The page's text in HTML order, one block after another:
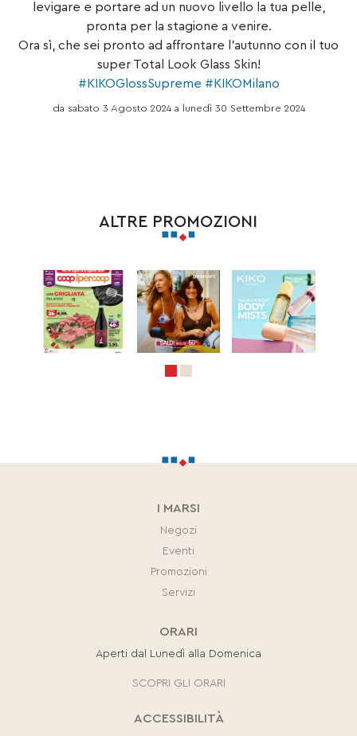
levigare e portare ad un nuovo livello la tua pelle,
pronta per la stagione a venire.
Ora sì, che sei pronto ad affrontare l’autunno con il tuo
super Total Look Glass Skin!
#KIKOGlossSupreme #KIKOMilano
da sabato 3 Agosto 2024 a lunedì 30 Settembre 2024
ALTRE PROMOZIONI
I MARSI
Negozi
Eventi
Promozioni
Servizi
ORARI
Aperti dal Lunedì alla Domenica
SCOPRI GLI ORARI
ACCESSIBILITÀ